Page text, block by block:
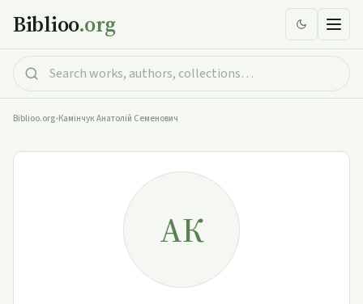
Biblioo.org
Biblioo.org•Камінчук Анатолій Семенович
АК